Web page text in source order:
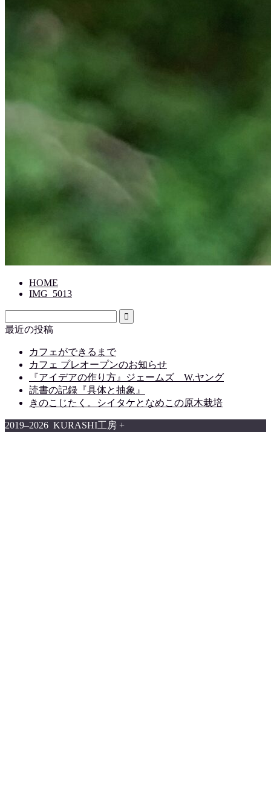
HOME
IMG_5013
最近の投稿
カフェができるまで
カフェ プレオープンのお知らせ
『アイデアの作り方』ジェームズ W.ヤング
読書の記録『具体と抽象』
きのこじたく。シイタケとなめこの原木栽培
2019–2026 KURASHI工房 +